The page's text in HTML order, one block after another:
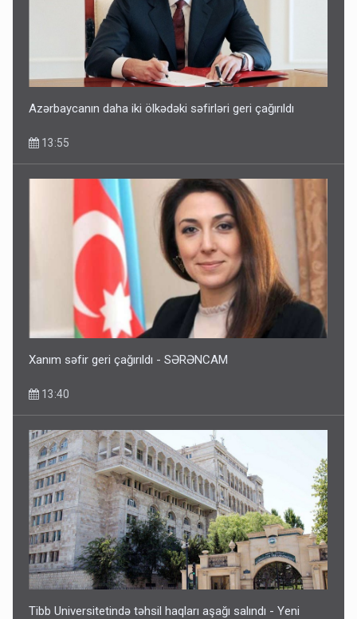
Azərbaycanın daha iki ölkədəki səfirləri geri çağırıldı
13:55
Xanım səfir geri çağırıldı - SƏRƏNCAM
13:40
Tibb Universitetində təhsil haqları aşağı salındı - Yeni